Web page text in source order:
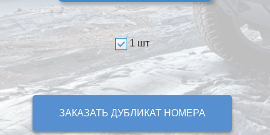
1 шт
ЗАКАЗАТЬ ДУБЛИКАТ НОМЕРА